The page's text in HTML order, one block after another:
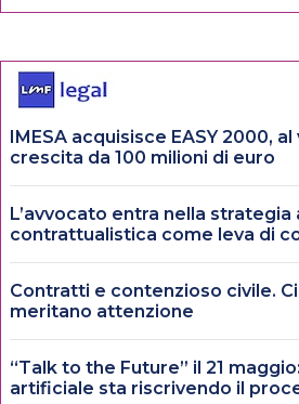
IMESA acquisisce EASY 2000,
crescita da 100 milioni di euro
L’avvocato entra nella strategia
contrattualistica come leva di
Contratti e contenzioso civile.
meritano attenzione
“Talk to the Future” il 21
artificiale sta riscrivendo il